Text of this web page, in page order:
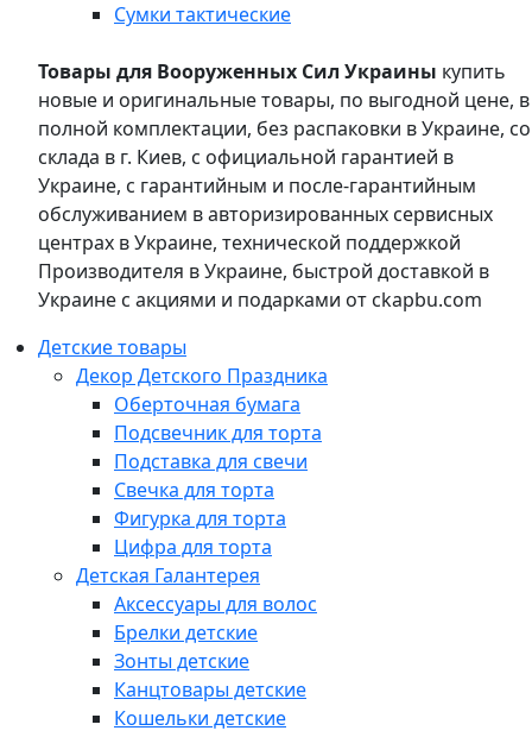
Сумки тактические
Товары для Вооруженных Сил Украины купить
новые и оригинальные товары, по выгодной цене, в
полной комплектации, без распаковки в Украине, со
склада в г. Киев, с официальной гарантией в
Украине, с гарантийным и после-гарантийным
обслуживанием в авторизированных сервисных
центрах в Украине, технической поддержкой
Производителя в Украине, быстрой доставкой в
Украине с акциями и подарками от ckapbu.com
Детские товары
Декор Детского Праздника
Оберточная бумага
Подсвечник для торта
Подставка для свечи
Свечка для торта
Фигурка для торта
Цифра для торта
Детская Галантерея
Аксессуары для волос
Брелки детские
Зонты детские
Канцтовары детские
Кошельки детские